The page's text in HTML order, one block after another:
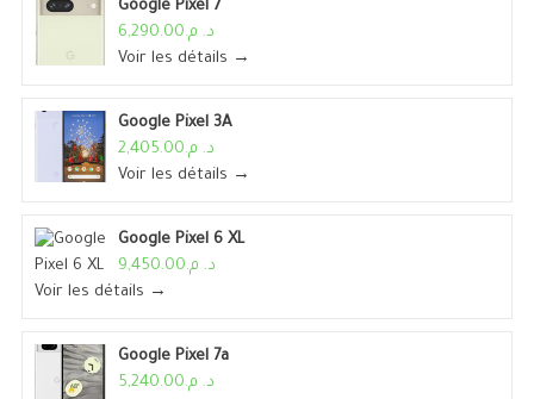
Google Pixel 7
د. م.6,290.00
Voir les détails →
Google Pixel 3A
د. م.2,405.00
Voir les détails →
Google Pixel 6 XL
د. م.9,450.00
Voir les détails →
Google Pixel 7a
د. م.5,240.00